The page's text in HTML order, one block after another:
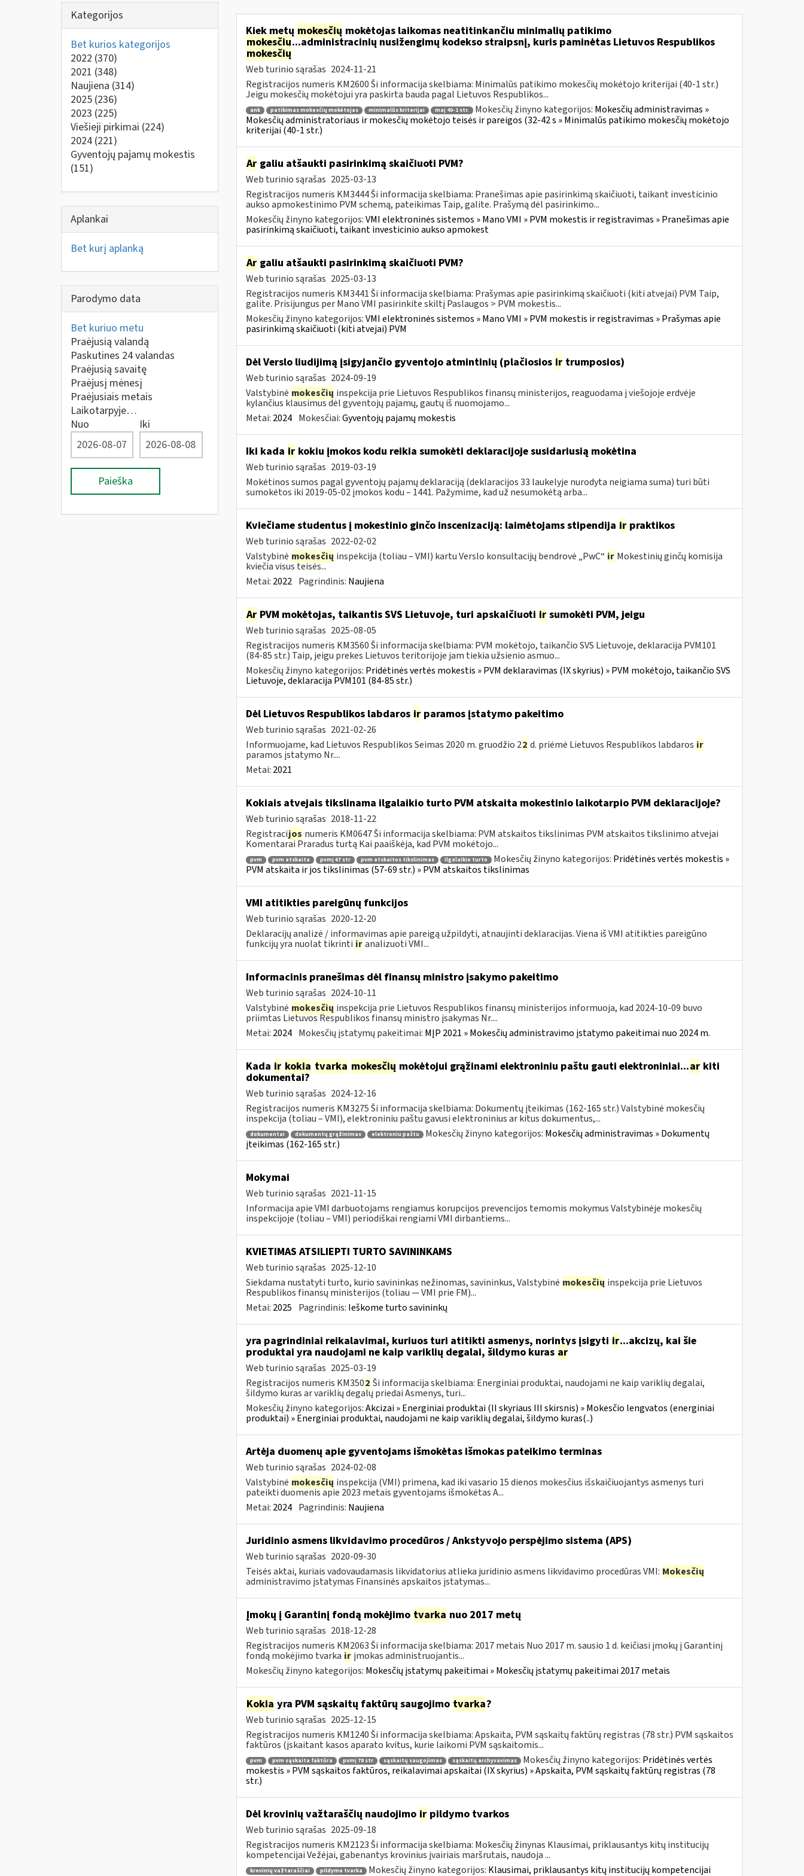
Kategorijos
Bet kurios kategorijos
2022 (370)
2021 (348)
Naujiena (314)
2025 (236)
2023 (225)
Viešieji pirkimai (224)
2024 (221)
Gyventojų pajamų mokestis
(151)
Aplankai
Bet kurį aplanką
Parodymo data
Bet kuriuo metu
Praėjusią valandą
Paskutines 24 valandas
Praėjusią savaitę
Praėjusį mėnesį
Praėjusiais metais
Laikotarpyje…
Nuo
Iki
Paieška
Kiek metų mokesčių mokėtojas laikomas neatitinkančiu minimalių patikimo
mokesčių...administracinių nusižengimų kodekso straipsnį, kuris paminėtas Lietuvos Respublikos
mokesčių
Web turinio sąrašas 2024-11-21
Registracijos numeris KM2600 Ši informacija skelbiama: Minimalūs patikimo mokesčių mokėtojo kriterijai (40-1 str.)
Jeigu mokesčių mokėtojui yra paskirta bauda pagal Lietuvos Respublikos...
ank patikimas mokesčių mokėtojas minimalūs kriterijai maį 40-1 str. Mokesčių žinyno kategorijos: Mokesčių administravimas »
Mokesčių administratoriaus ir mokesčių mokėtojo teisės ir pareigos (32-42 s » Minimalūs patikimo mokesčių mokėtojo
kriterijai (40-1 str.)
Argaliu atšaukti pasirinkimą skaičiuoti PVM?
Web turinio sąrašas 2025-03-13
Registracijos numeris KM3444 Ši informacija skelbiama: Pranešimas apie pasirinkimą skaičiuoti, taikant investicinio
aukso apmokestinimo PVM schemą, pateikimas Taip, galite. Prašymą dėl pasirinkimo...
Mokesčių žinyno kategorijos:VMI elektroninės sistemos » Mano VMI » PVM mokestis ir registravimas » Pranešimas apie
pasirinkimą skaičiuoti, taikant investicinio aukso apmokest
Argaliu atšaukti pasirinkimą skaičiuoti PVM?
Web turinio sąrašas 2025-03-13
Registracijos numeris KM3441 Ši informacija skelbiama: Prašymas apie pasirinkimą skaičiuoti (kiti atvejai) PVM Taip,
galite. Prisijungus per Mano VMI pasirinkite skiltį Paslaugos > PVM mokestis...
Mokesčių žinyno kategorijos:VMI elektroninės sistemos » Mano VMI » PVM mokestis ir registravimas » Prašymas apie
pasirinkimą skaičiuoti (kiti atvejai) PVM
Dėl Verslo liudijimą įsigyjančio gyventojo atmintinių (plačiosios irtrumposios)
Web turinio sąrašas 2024-09-19
Valstybinė mokesčių inspekcija prie Lietuvos Respublikos finansų ministerijos, reaguodama į viešojoje erdvėje
kylančius klausimus dėl gyventojų pajamų, gautų iš nuomojamo...
Metai: 2024 Mokesčiai:Gyventojų pajamų mokestis
Iki kada irkokiu įmokos kodu reikia sumokėti deklaracijoje susidariusią mokėtina
Web turinio sąrašas 2019-03-19
Mokėtinos sumos pagal gyventojų pajamų deklaraciją (deklaracijos 33 laukelyje nurodyta neigiama suma) turi būti
sumokėtos iki 2019-05-02 įmokos kodu – 1441. Pažymime, kad už nesumokėtą arba...
Kviečiame studentus į mokestinio ginčo inscenizaciją: laimėtojams stipendija irpraktikos
Web turinio sąrašas 2022-02-02
Valstybinė mokesčių inspekcija (toliau – VMI) kartu Verslo konsultacijų bendrovė „PwC“ ir Mokestinių ginčų komisija
kviečia visus teisės...
Metai: 2022 Pagrindinis: Naujiena
ArPVM mokėtojas, taikantis SVS Lietuvoje, turi apskaičiuoti irsumokėti PVM, jeigu
Web turinio sąrašas 2025-08-05
Registracijos numeris KM3560 Ši informacija skelbiama: PVM mokėtojo, taikančio SVS Lietuvoje, deklaracija PVM101
(84-85 str.) Taip, jeigu prekes Lietuvos teritorijoje jam tiekia užsienio asmuo...
Mokesčių žinyno kategorijos: Pridėtinės vertės mokestis » PVM deklaravimas (IX skyrius) » PVM mokėtojo, taikančio SVS
Lietuvoje, deklaracija PVM101 (84-85 str.)
Dėl Lietuvos Respublikos labdaros irparamos įstatymo pakeitimo
Web turinio sąrašas 2021-02-26
Informuojame, kad Lietuvos Respublikos Seimas 2020 m. gruodžio 22 d. priėmė Lietuvos Respublikos labdaros ir
paramos įstatymo Nr....
Metai: 2021
Kokiais atvejais tikslinama ilgalaikio turto PVM atskaita mokestinio laikotarpio PVM deklaracijoje?
Web turinio sąrašas 2018-11-22
Registracijos numeris KM0647 Ši informacija skelbiama: PVM atskaitos tikslinimas PVM atskaitos tikslinimo atvejai
Komentarai Praradus turtą Kai paaiškėja, kad PVM mokėtojo...
pvm pvm atskaita pvmį 67 str pvm atskaitos tikslinimas ilgalaikio turto Mokesčių žinyno kategorijos: Pridėtinės vertės mokestis »
PVM atskaita ir jos tikslinimas (57-69 str.) » PVM atskaitos tikslinimas
VMI atitikties pareigūnų funkcijos
Web turinio sąrašas 2020-12-20
Deklaracijų analizė / informavimas apie pareigą užpildyti, atnaujinti deklaracijas. Viena iš VMI atitikties pareigūno
funkcijų yra nuolat tikrinti ir analizuoti VMI...
Informacinis pranešimas dėl finansų ministro įsakymo pakeitimo
Web turinio sąrašas 2024-10-11
Valstybinė mokesčių inspekcija prie Lietuvos Respublikos finansų ministerijos informuoja, kad 2024-10-09 buvo
priimtas Lietuvos Respublikos finansų ministro įsakymas Nr....
Metai: 2024 Mokesčių įstatymų pakeitimai: MĮP 2021 » Mokesčių administravimo įstatymo pakeitimai nuo 2024 m.
Kada ir kokia tvarka mokesčių mokėtojui grąžinami elektroniniu paštu gauti elektroniniai...arkiti
dokumentai?
Web turinio sąrašas 2024-12-16
Registracijos numeris KM3275 Ši informacija skelbiama: Dokumentų įteikimas (162-165 str.) Valstybinė mokesčių
inspekcija (toliau – VMI), elektroniniu paštu gavusi elektroninius ar kitus dokumentus,...
dokumentai dokumentų grąžinimas elektroniu paštu Mokesčių žinyno kategorijos: Mokesčių administravimas » Dokumentų
įteikimas (162-165 str.)
Mokymai
Web turinio sąrašas 2021-11-15
Informacija apie VMI darbuotojams rengiamus korupcijos prevencijos temomis mokymus Valstybinėje mokesčių
inspekcijoje (toliau – VMI) periodiškai rengiami VMI dirbantiems...
KVIETIMAS ATSILIEPTI TURTO SAVININKAMS
Web turinio sąrašas 2025-12-10
Siekdama nustatyti turto, kurio savininkas nežinomas, savininkus, Valstybinė mokesčių inspekcija prie Lietuvos
Respublikos finansų ministerijos (toliau — VMI prie FM)...
Metai: 2025 Pagrindinis: Ieškome turto savininkų
yra pagrindiniai reikalavimai, kuriuos turi atitikti asmenys, norintys įsigyti ir...akcizų, kai šie
produktai yra naudojami ne kaip variklių degalai, šildymo kuras ar
Web turinio sąrašas 2025-03-19
Registracijos numeris KM3502 Ši informacija skelbiama: Energiniai produktai, naudojami ne kaip variklių degalai,
šildymo kuras ar variklių degalų priedai Asmenys, turi...
Mokesčių žinyno kategorijos:Akcizai » Energiniai produktai (II skyriaus III skirsnis) » Mokesčio lengvatos (energiniai
produktai) » Energiniai produktai, naudojami ne kaip variklių degalai, šildymo kuras(..)
Artėja duomenų apie gyventojams išmokėtas išmokas pateikimo terminas
Web turinio sąrašas 2024-02-08
Valstybinė mokesčių inspekcija (VMI) primena, kad iki vasario 15 dienos mokesčius išskaičiuojantys asmenys turi
pateikti duomenis apie 2023 metais gyventojams išmokėtas A...
Metai: 2024 Pagrindinis: Naujiena
Juridinio asmens likvidavimo procedūros / Ankstyvojo perspėjimo sistema (APS)
Web turinio sąrašas 2020-09-30
Teisės aktai, kuriais vadovaudamasis likvidatorius atlieka juridinio asmens likvidavimo procedūras VMI: Mokesčių
administravimo įstatymas Finansinės apskaitos įstatymas...
Įmokų į Garantinį fondą mokėjimo tvarka nuo 2017 metų
Web turinio sąrašas 2018-12-28
Registracijos numeris KM2063 Ši informacija skelbiama: 2017 metais Nuo 2017 m. sausio 1 d. keičiasi įmokų į Garantinį
fondą mokėjimo tvarka ir įmokas administruojantis...
Mokesčių žinyno kategorijos: Mokesčių įstatymų pakeitimai » Mokesčių įstatymų pakeitimai 2017 metais
Kokia yra PVM sąskaitų faktūrų saugojimo tvarka?
Web turinio sąrašas 2025-12-15
Registracijos numeris KM1240 Ši informacija skelbiama: Apskaita, PVM sąskaitų faktūrų registras (78 str.) PVM sąskaitos
faktūros (įskaitant kasos aparato kvitus, kurie laikomi PVM sąskaitomis...
pvm pvm sąskaita faktūra pvmį 78 str sąskaitų saugojimas sąskaitų archyvavimas Mokesčių žinyno kategorijos: Pridėtinės vertės
mokestis » PVM sąskaitos faktūros, reikalavimai apskaitai (IX skyrius) » Apskaita, PVM sąskaitų faktūrų registras (78
str.)
Dėl krovinių važtaraščių naudojimo irpildymo tvarkos
Web turinio sąrašas 2025-09-18
Registracijos numeris KM2123 Ši informacija skelbiama: Mokesčių žinynas Klausimai, priklausantys kitų institucijų
kompetencijai Vežėjai, gabenantys krovinius įvairiais maršrutais, naudoja ...
krovinių važtaraščiai pildymo tvarka Mokesčių žinyno kategorijos: Klausimai, priklausantys kitų institucijų kompetencijai